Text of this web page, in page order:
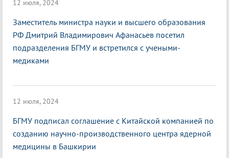
12 июля, 2024
Заместитель министра науки и высшего образования
РФ Дмитрий Владимирович Афанасьев посетил
подразделения БГМУ и встретился с учеными-
медиками
12 июля, 2024
БГМУ подписал соглашение с Китайской компанией по
созданию научно-производственного центра ядерной
медицины в Башкирии